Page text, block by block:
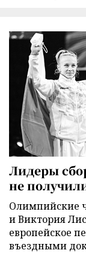
Лидеры
не
Олимпийские
и Виктория
европейское
въездными